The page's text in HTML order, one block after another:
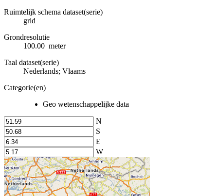
Ruimtelijk schema dataset(serie)
grid
Grondresolutie
100.00 meter
Taal dataset(serie)
Nederlands; Vlaams
Categorie(en)
Geo wetenschappelijke data
N
S
E
W